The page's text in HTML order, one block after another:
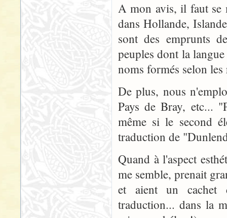
A mon avis, il faut se
dans Hollande,
sont des emprunts
peuples dont la
noms formés selon
De plus, nous
Pays de Bray, etc...
même si le second
traduction de
Quand à l'aspect
me semble, prenait
et aient un cachet
traduction... dans la